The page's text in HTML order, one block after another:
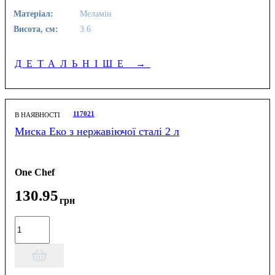
Матеріал:
Меламін
Висота, см:
3.6
ДЕТАЛЬНІШЕ →
В НАЯВНОСТІ 117021
Миска Еко з нержавіючої сталі 2 л
One Chef
130.95грн